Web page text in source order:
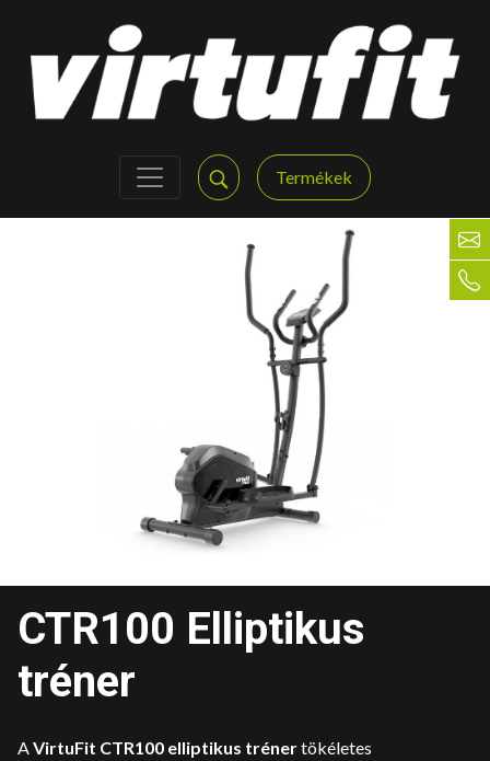
Termékek
CTR100 Elliptikus
tréner
AVirtuFit CTR100 elliptikus trénertökéletes